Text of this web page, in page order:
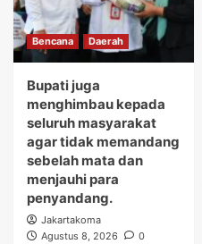
Bencana Daerah
Bupati juga
menghimbau kepada
seluruh masyarakat
agar tidak memandang
sebelah mata dan
menjauhi para
penyandang.
Jakartakoma
Agustus 8, 2026
0